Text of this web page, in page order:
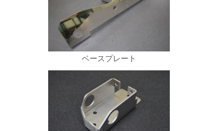
ベースプレート